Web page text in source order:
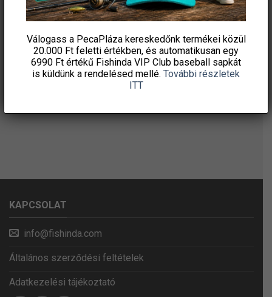
KAPCSOLAT
info@fishinda.com
Általános szerződési feltételek
Adatkezelési tájékoztató
Válogass a PecaPláza kereskedőnk termékei közül
20.000 Ft feletti értékben, és automatikusan egy
6990 Ft értékű Fishinda VIP Club baseball sapkát
is küldünk a rendelésed mellé. További részletek
ITT